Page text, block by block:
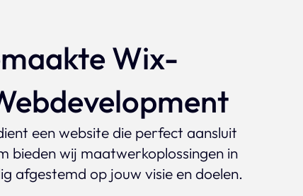
Wix-
een website die perfect aansluit
bieden wij maatwerkoplossingen in
afgestemd op jouw visie en doelen.